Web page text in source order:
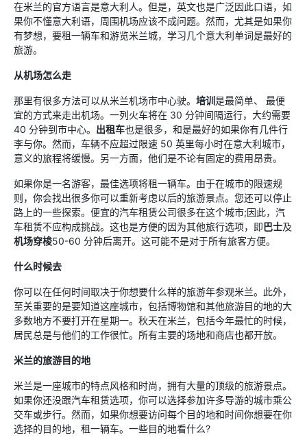
在米兰的官方语言是意大利人。但是，英文也是广泛因此口语，如
果你不懂意大利语，周围机场应该不成问题。然而，尤其是如果你
有梦想，要租一辆车和游览米兰城，学习几个意大利单词是最好的
旅游。
从机场怎么走
那里有很多方法可以从米兰机场市中心驶。 培训是最简单、 最便
宜的方式来走出机场。一列火车将在 30 分钟间隔运行，大约需要
40 分钟到市中心。 出租车也是很多，和是最好的如果你有几件行
李与你。然而，车辆不应超过限速 50 英里每小时在意大利城市，
意义的旅程将缓慢。另一方面，他们是不论有固定的费用昂贵。
如果你是一名游客，最佳选项将租一辆车。由于在城市的限速规
则，你会找出很多你可以重新考虑以后的旅游景点。您还可以停止
路上的一些探索。便宜的汽车租赁公司很多在这个城市;因此，汽
车租赁不应构成挑战。这也是方便的因为其他旅行选项，即巴士及
机场穿梭50-60 分钟后离开。这可能不是对于所有旅客方便。
什么时候去
你可以在任何时间取决于你想要什么样的旅游年参观米兰。此外，
至关重要的是要知道这座城市，包括博物馆和其他旅游目的地的大
多数地方不要打开在星期一。秋天在米兰，包括今年最忙的时候，
居民总是与他们的工作很忙。所有主要的场地和商店也都开放。
米兰的旅游目的地
米兰是一座城市的特点风格和时尚，拥有大量的顶级的旅游景点。
如果你还没跟汽车租赁选项，你可以选择参加许多导游的城市乘公
交车或步行。然而，如果你想要访问每个目的地和时间你想要在你
选择的目的地，租一辆车。一些目的地看什么?